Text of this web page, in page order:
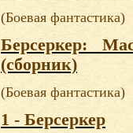
(Боевая фантастика)
Берсеркер:
(сборник)
(Боевая фантастика)
1 - Берсеркер